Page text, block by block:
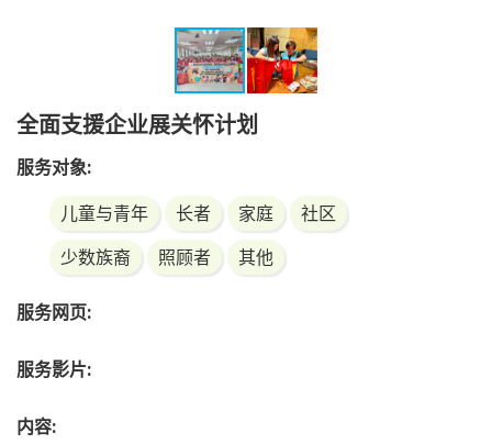
全面支援企业展关怀计划
服务对象:
儿童与青年
长者 家庭
社区
少数族裔
照顾者 其他
服务网页:
服务影片:
内容: